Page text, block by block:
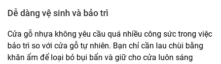
Dễ dàng vệ sinh và bảo trì
Cửa gỗ nhựa không yêu cầu quá nhiều công sức trong việc
bảo trì so với cửa gỗ tự nhiên. Bạn chỉ cần lau chùi bằng
khăn ẩm để loại bỏ bụi bẩn và giữ cho cửa luôn sáng